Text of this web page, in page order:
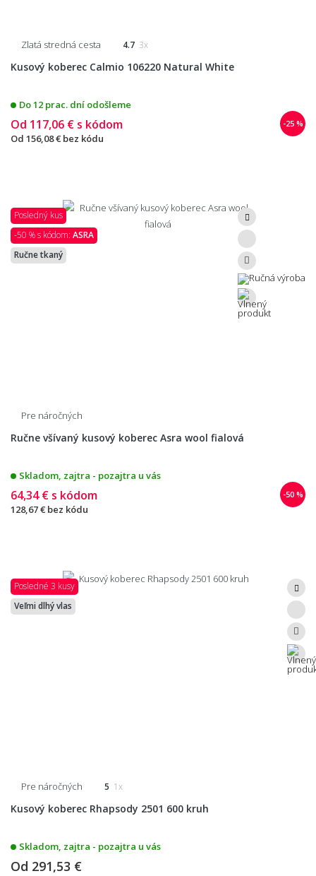
Zlatá stredná cesta 4.7 3x
Kusový koberec Calmio 106220 Natural White
Do 12 prac. dní odošleme
-25 %
Od 117,06 € s kódom
Od 156,08 € bez kódu
Posledný kus
-50 % s kódom: ASRA
Ručne tkaný
Pre náročných
Ručne všívaný kusový koberec Asra wool fialová
Skladom, zajtra - pozajtra u vás
-50 %
64,34 € s kódom
128,67 € bez kódu
Posledné 3 kusy
Veľmi dlhý vlas
Pre náročných 5 1x
Kusový koberec Rhapsody 2501 600 kruh
Skladom, zajtra - pozajtra u vás
Od 291,53 €